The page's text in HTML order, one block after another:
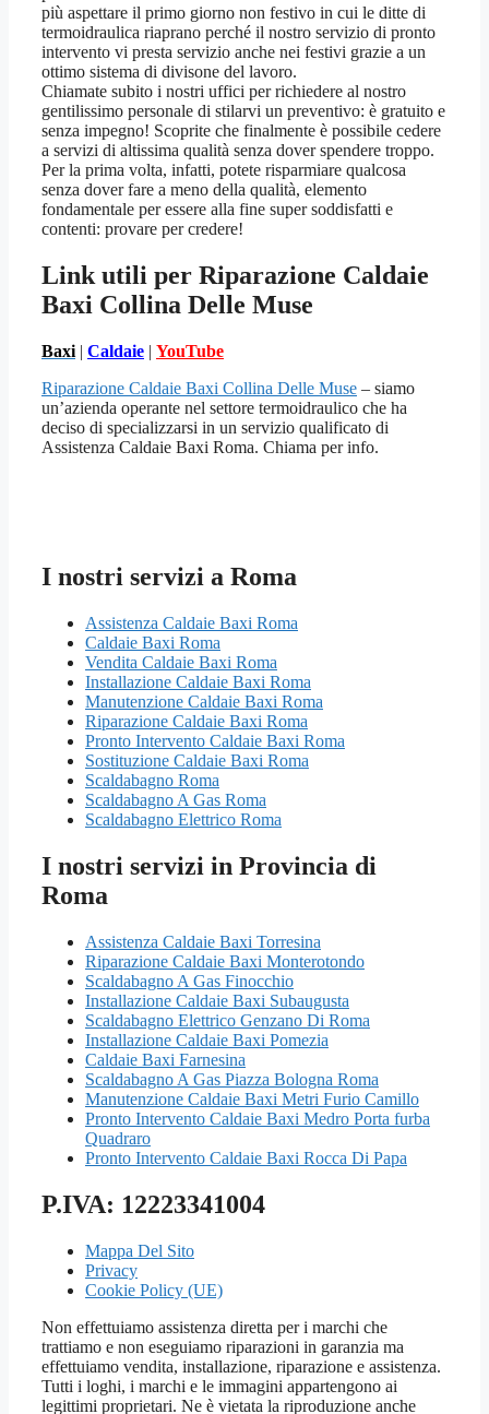
più aspettare il primo giorno non festivo in cui le ditte di
termoidraulica riaprano perché il nostro servizio di pronto
intervento vi presta servizio anche nei festivi grazie a un
ottimo sistema di divisone del lavoro.
Chiamate subito i nostri uffici per richiedere al nostro
gentilissimo personale di stilarvi un preventivo: è gratuito e
senza impegno! Scoprite che finalmente è possibile cedere
a servizi di altissima qualità senza dover spendere troppo.
Per la prima volta, infatti, potete risparmiare qualcosa
senza dover fare a meno della qualità, elemento
fondamentale per essere alla fine super soddisfatti e
contenti: provare per credere!
Link utili per Riparazione Caldaie
Baxi Collina Delle Muse
Baxi | Caldaie | YouTube
Riparazione Caldaie Baxi Collina Delle Muse – siamo
un’azienda operante nel settore termoidraulico che ha
deciso di specializzarsi in un servizio qualificato di
Assistenza Caldaie Baxi Roma. Chiama per info.
I nostri servizi a Roma
Assistenza Caldaie Baxi Roma
Caldaie Baxi Roma
Vendita Caldaie Baxi Roma
Installazione Caldaie Baxi Roma
Manutenzione Caldaie Baxi Roma
Riparazione Caldaie Baxi Roma
Pronto Intervento Caldaie Baxi Roma
Sostituzione Caldaie Baxi Roma
Scaldabagno Roma
Scaldabagno A Gas Roma
Scaldabagno Elettrico Roma
I nostri servizi in Provincia di
Roma
Assistenza Caldaie Baxi Torresina
Riparazione Caldaie Baxi Monterotondo
Scaldabagno A Gas Finocchio
Installazione Caldaie Baxi Subaugusta
Scaldabagno Elettrico Genzano Di Roma
Installazione Caldaie Baxi Pomezia
Caldaie Baxi Farnesina
Scaldabagno A Gas Piazza Bologna Roma
Manutenzione Caldaie Baxi Metri Furio Camillo
Pronto Intervento Caldaie Baxi Medro Porta furba
Quadraro
Pronto Intervento Caldaie Baxi Rocca Di Papa
P.IVA: 12223341004
Mappa Del Sito
Privacy
Cookie Policy (UE)
Non effettuiamo assistenza diretta per i marchi che
trattiamo e non eseguiamo riparazioni in garanzia ma
effettuiamo vendita, installazione, riparazione e assistenza.
Tutti i loghi, i marchi e le immagini appartengono ai
legittimi proprietari. Ne è vietata la riproduzione anche